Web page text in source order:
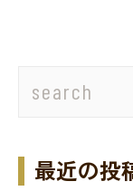
最近の投